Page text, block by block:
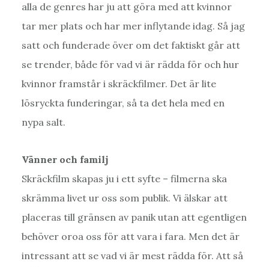
alla de genres har ju att göra med att kvinnor
tar mer plats och har mer inflytande idag. Så jag
satt och funderade över om det faktiskt går att
se trender, både för vad vi är rädda för och hur
kvinnor framstår i skräckfilmer. Det är lite
lösryckta funderingar, så ta det hela med en
nypa salt.
Vänner och familj
Skräckfilm skapas ju i ett syfte – filmerna ska
skrämma livet ur oss som publik. Vi älskar att
placeras till gränsen av panik utan att egentligen
behöver oroa oss för att vara i fara. Men det är
intressant att se vad vi är mest rädda för. Att så